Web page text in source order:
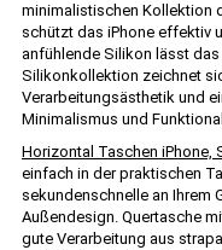
minimalistischen Kollektion
schützt das iPhone effektiv
anfühlende Silikon lässt
Silikonkollektion zeichnet
Verarbeitungsästhetik und
Minimalismus und
Horizontal Taschen iPhone,
einfach in der praktischen
sekundenschnelle an Ihrem
Außendesign. Quertasche
gute Verarbeitung aus